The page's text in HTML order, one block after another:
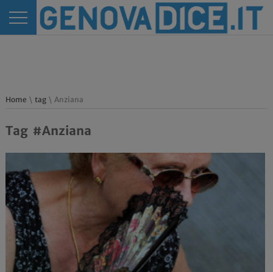
Home \ tag\ Anziana
Tag #Anziana